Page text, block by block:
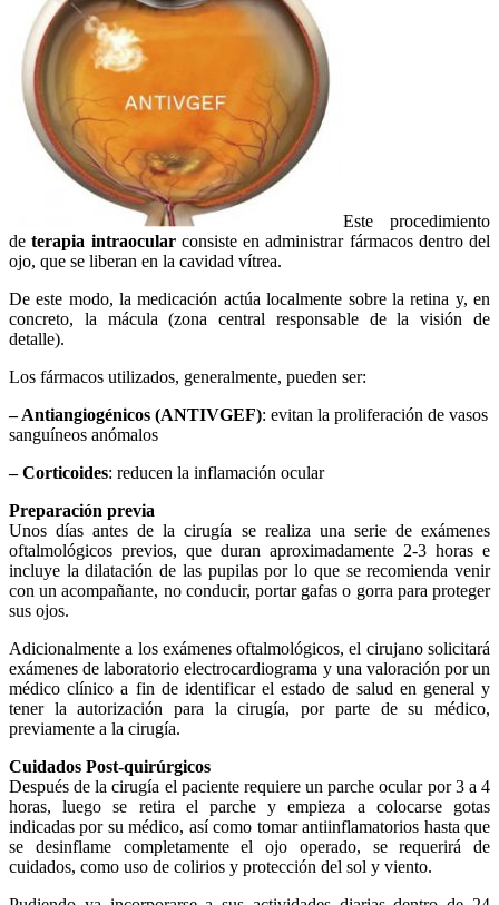
Este procedimiento
deterapia intraocularconsiste en administrar fármacos dentro del
ojo, que se liberan en la cavidad vítrea.
De este modo, la medicación actúa localmente sobre la retina y, en
concreto, la mácula (zona central responsable de la visión de
detalle).
Los fármacos utilizados, generalmente, pueden ser:
– Antiangiogénicos (ANTIVGEF): evitan la proliferación de vasos
sanguíneos anómalos
– Corticoides: reducen la inflamación ocular
Preparación previa
Unos días antes de la cirugía se realiza una serie de exámenes
oftalmológicos previos, que duran aproximadamente 2-3 horas e
incluye la dilatación de las pupilas por lo que se recomienda venir
con un acompañante, no conducir, portar gafas o gorra para proteger
sus ojos.
Adicionalmente a los exámenes oftalmológicos, el cirujano solicitará
exámenes de laboratorio electrocardiograma y una valoración por un
médico clínico a fin de identificar el estado de salud en general y
tener la autorización para la cirugía, por parte de su médico,
previamente a la cirugía.
Cuidados Post-quirúrgicos
Después de la cirugía el paciente requiere un parche ocular por 3 a 4
horas, luego se retira el parche y empieza a colocarse gotas
indicadas por su médico, así como tomar antiinflamatorios hasta que
se desinflame completamente el ojo operado, se requerirá de
cuidados, como uso de colirios y protección del sol y viento.